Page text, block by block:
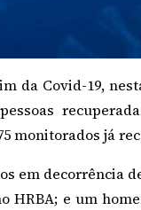
da Covid-19,
monitorados já
em decorrência
e um